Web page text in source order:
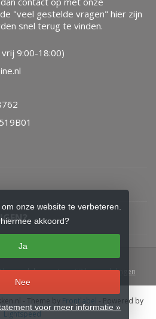
"veel gestelde vragen" hier zijn
snel terug te vinden.
9:00-18:00)
beoordelingen.Lees 52 beoordelingen
onze website te verbeteren.
akkoord?
Ja
Nee
voor meer informatie »
- Theme by Frontlabel - Powered by
Lightspeed